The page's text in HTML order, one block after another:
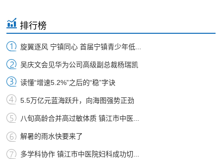
排行榜
旋翼逐风 宁镇同心 首届宁镇青少年低...
吴庆文会见华为公司高级副总裁杨瑞凯
读懂“增速5.2%”之后的“稳”字诀
5.5万亿元蓝海跃升，向海图强势正劲
八旬高龄合并高过敏体质 镇江市中医...
解暑的雨水快要来了
多学科协作 镇江市中医院妇科成功切...